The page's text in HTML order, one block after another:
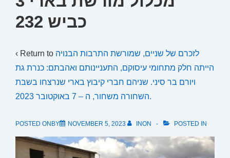
כביש 232
‹ Return to לזכרם של שניים, שמורשת התרבות הבנויה
הייתה חלק מתחומי עיסוקם, התעניינותם ואהבתם: כנרת גת
ויורם בר סיני. שניהם חברי קיבוץ בארי שנרצחו בשבת
השחורה משחור, ה – 7 באוקטובר 2023.
POSTED ONBY NOVEMBER 5, 2023 INON POSTED IN